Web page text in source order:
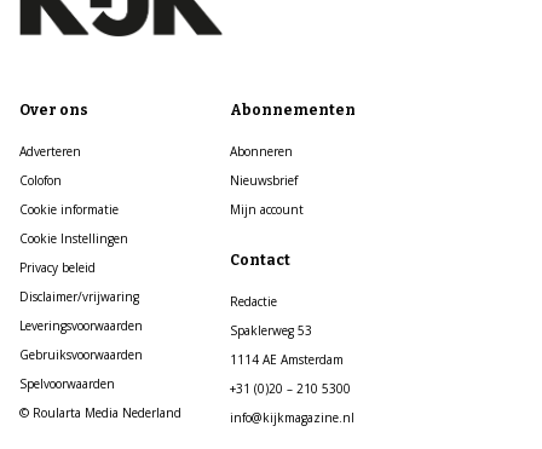
Over ons
Adverteren
Colofon
Cookie informatie
Cookie Instellingen
Privacy beleid
Disclaimer/vrijwaring
Leveringsvoorwaarden
Gebruiksvoorwaarden
Spelvoorwaarden
© Roularta Media Nederland
Abonnementen
Abonneren
Nieuwsbrief
Mijn account
Contact
Redactie
Spaklerweg 53
1114 AE Amsterdam
+31 (0)20 – 210 5300
info@kijkmagazine.nl